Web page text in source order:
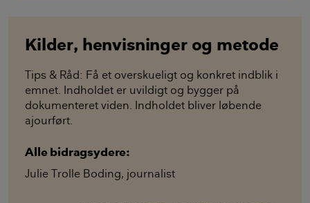
Kilder, henvisninger og metode
Tips & Råd: Få et overskueligt og konkret indblik i
emnet. Indholdet er uvildigt og bygger på
dokumenteret viden. Indholdet bliver løbende
ajourført.
Alle bidragsydere:
Julie Trolle Boding, journalist